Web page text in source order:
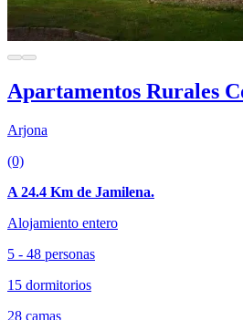
Apartamentos Rurales
Arjona
(0)
A 24.4 Km de Jamilena.
Alojamiento entero
5 - 48 personas
15 dormitorios
28 camas